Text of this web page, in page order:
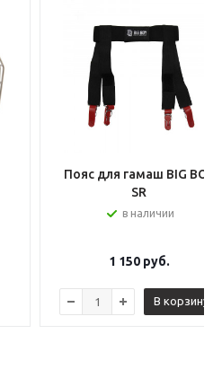
Пояс для гамаш BIG BOY
SR
в наличии
1 150руб.
В корзину